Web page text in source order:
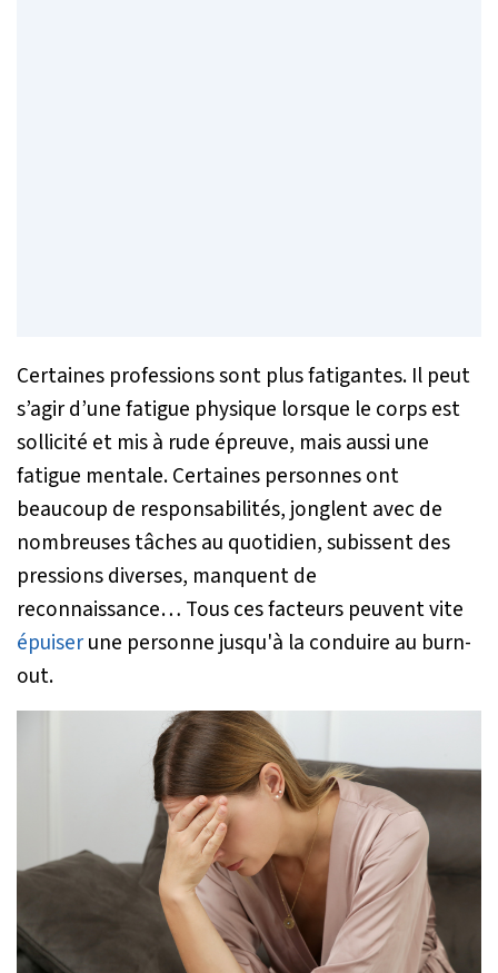
Certaines professions sont plus fatigantes. Il peut
s’agir d’une fatigue physique lorsque le corps est
sollicité et mis à rude épreuve, mais aussi une
fatigue mentale. Certaines personnes ont
beaucoup de responsabilités, jonglent avec de
nombreuses tâches au quotidien, subissent des
pressions diverses, manquent de
reconnaissance… Tous ces facteurs peuvent vite
épuiserune personne jusqu'à la conduire au burn-
out.